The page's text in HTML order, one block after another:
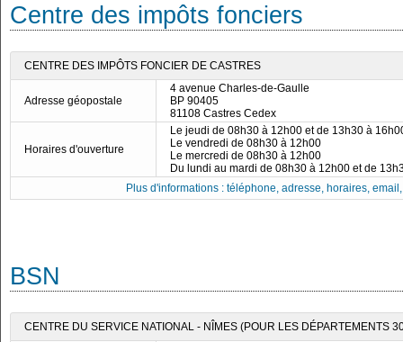
Centre des impôts fonciers
CENTRE DES IMPÔTS FONCIER DE CASTRES
Adresse géopostale
4 avenue Charles-de-Gaulle
BP 90405
81108 Castres Cedex
Horaires d'ouverture
Le jeudi de 08h30 à 12h00 et de 13h30 à
Le vendredi de 08h30 à 12h00
Le mercredi de 08h30 à 12h00
Du lundi au mardi de 08h30 à 12h00 et de
Plus d'informations : téléphone, adresse, horaires,
BSN
CENTRE DU SERVICE NATIONAL - NÎMES (POUR LES DÉPARTEMENTS